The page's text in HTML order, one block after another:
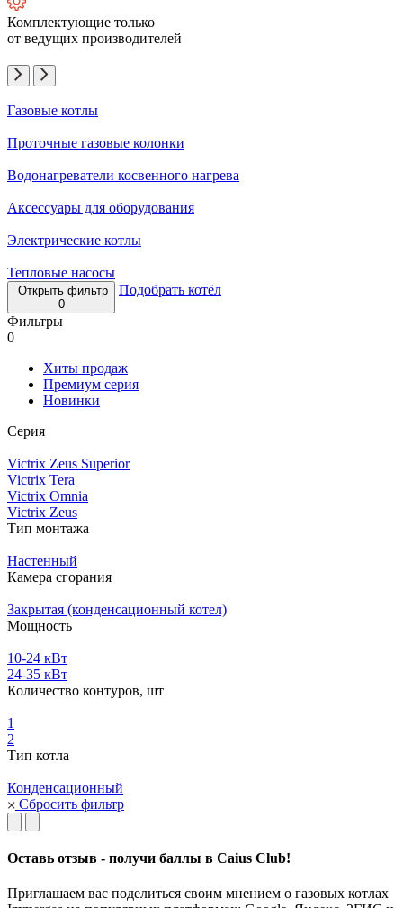
Комплектующие только
от ведущих производителей
Газовые котлы
Проточные газовые колонки
Водонагреватели косвенного нагрева
Аксессуары для оборудования
Электрические котлы
Тепловые насосы
Открыть фильтр
0
Подобрать котёл
Фильтры
0
Хиты продаж
Премиум серия
Новинки
Серия
Victrix Zeus Superior
Victrix Tera
Victrix Omnia
Victrix Zeus
Тип монтажа
Настенный
Камера сгорания
Закрытая (конденсационный котел)
Мощность
10-24 кВт
24-35 кВт
Количество контуров, шт
1
2
Тип котла
Конденсационный
Сбросить фильтр
Оставь отзыв - получи баллы в Caius Club!
Приглашаем вас поделиться своим мнением о газовых котлах